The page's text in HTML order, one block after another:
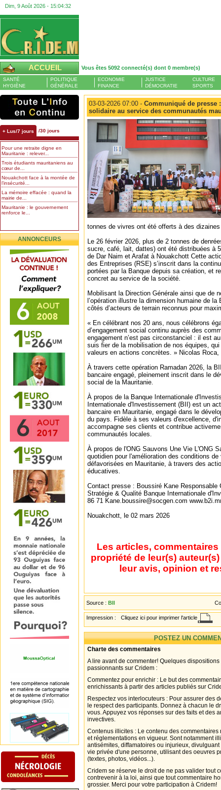
Dim, 9 Août 2026 - 15:04:32
ACCUEIL Vous êtes 5092 connecté(s) dont 0 membre(s)
SANTÉ
HYGIÈNE
POLITIQUE
GÉNÉRALE
ECONOMIE
FINANCE
JUSTICE
DÉMOCRATIE
CULTURE
SPORTS
+ Lus/7 jours /30 jours
Pour une retraite digne en
Mauritanie : relever...
Trois étudiants mauritaniens au
cœur de...
Nouakchott face à la montée de
l’insécurité...
La mémoire effacée : quand la
mairie de...
Mauritanie : le gouvernement
renforce le...
ANNONCEURS
03-03-2026 07:00 - Communiqué de presse
solidaire au service des communautés
tonnes de vivres ont été offerts à des
Le 26 février 2026, plus de 2 tonnes de
sucre, café, lait, dattes) ont été distribuées à
de Dar Naim et Arafat à Nouakchott Cette
des Entreprises (RSE) s’inscrit dans la
portées par la Banque depuis sa création, et
concret au service de la société.
Mobilisant la Direction Générale ainsi que de
l’opération illustre la dimension humaine de la
côtés d’acteurs de terrain reconnus pour
« En célébrant nos 20 ans, nous célébrons
d’engagement social continu auprès des
engagement n’est pas circonstanciel : il est
suis fier de la mobilisation de nos équipes,
valeurs en actions concrètes. » Nicolas
À travers cette opération Ramadan 2026, la
bancaire engagé, pleinement inscrit dans le
social de la Mauritanie.
À propos de la Banque Internationale
Internationale d'Investissement (BII) est un
bancaire en Mauritanie, engagé dans le
du pays. Fidèle à ses valeurs d'excellence,
accompagne ses clients et contribue
communautés locales.
À propos de l'ONG Sauvons Une Vie L'ONG
quotidien pour l'amélioration des conditions
défavorisées en Mauritanie, à travers des
éducatives.
Contact presse : Boussiré Kane Responsable
Stratégie & Qualité Banque Internationale
86 71 Kane.boussire@socgen.com
Nouakchott, le 02 mars 2026
Les articles,
propriété de leur(s)
leur avis, opinion et
Source : BII
Impression : Cliquez ici pour imprimer l'article
POSTEZ UN
Charte des commentaires
A lire avant de commenter! Quelques
passionnants sur Cridem :
Commentez pour enrichir : Le but des
enrichissants à partir des articles publiés sur
Respectez vos interlocuteurs : Pour assurer des
le respect des participants. Donnez à chacun le
vous. Appuyez vos réponses sur des faits et des
invectives.
Contenus illicites : Le contenu des
et réglementations en vigueur. Sont notamment
antisémites, diffamatoires ou injurieux,
vie privée d'une personne, utilisant des oeuvres
(textes, photos, vidéos...).
Cridem se réserve le droit de ne pas valider tout
contrevenir à la loi, ainsi que tout commentaire
grossier. Merci pour votre participation à Cridem!